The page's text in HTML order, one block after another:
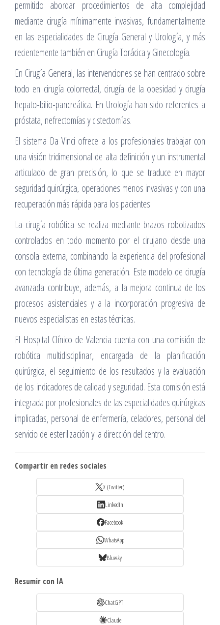
permitido abordar procedimientos de alta complejidad
mediante cirugía mínimamente invasivas, fundamentalmente
en las especialidades de Cirugía General y Urología, y más
recientemente también en Cirugía Torácica y Ginecología.
En Cirugía General, las intervenciones se han centrado sobre
todo en cirugía colorrectal, cirugía de la obesidad y cirugía
hepato-bilio-pancreática. En Urología han sido referentes a
próstata, nefrectomías y cistectomías.
El sistema Da Vinci ofrece a los profesionales trabajar con
una visión tridimensional de alta definición y un instrumental
articulado de gran precisión, lo que se traduce en mayor
seguridad quirúrgica, operaciones menos invasivas y con una
recuperación más rápida para los pacientes.
La cirugía robótica se realiza mediante brazos robotizados
controlados en todo momento por el cirujano desde una
consola externa, combinando la experiencia del profesional
con tecnología de última generación. Este modelo de cirugía
avanzada contribuye, además, a la mejora continua de los
procesos asistenciales y a la incorporación progresiva de
nuevos especialistas en estas técnicas.
El Hospital Clínico de Valencia cuenta con una comisión de
robótica multidisciplinar, encargada de la planificación
quirúrgica, el seguimiento de los resultados y la evaluación
de los indicadores de calidad y seguridad. Esta comisión está
integrada por profesionales de las especialidades quirúrgicas
implicadas, personal de enfermería, celadores, personal del
servicio de esterilización y la dirección del centro.
Compartir en redes sociales
X (Twitter)
LinkedIn
Facebook
WhatsApp
Bluesky
Resumir con IA
ChatGPT
Claude